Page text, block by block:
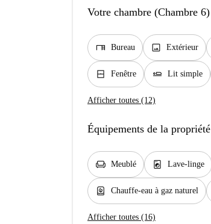
Votre chambre (Chambre 6)
desk Bureau image Extérieur
window_closed Fenêtre airline_seat_flat Lit simple
Afficher toutes (12)
Équipements de la propriété
chair Meublé local_laundry_service Lave-linge
water_heater Chauffe-eau à gaz naturel
Afficher toutes (16)